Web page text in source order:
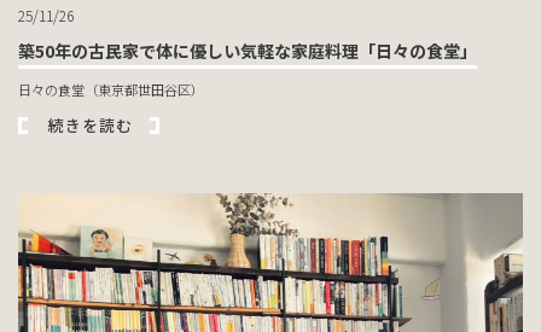
25/11/26
築50年の古民家で体に優しい気軽な家庭料理「日々の食堂」
日々の食堂（東京都世田谷区）
続きを読む